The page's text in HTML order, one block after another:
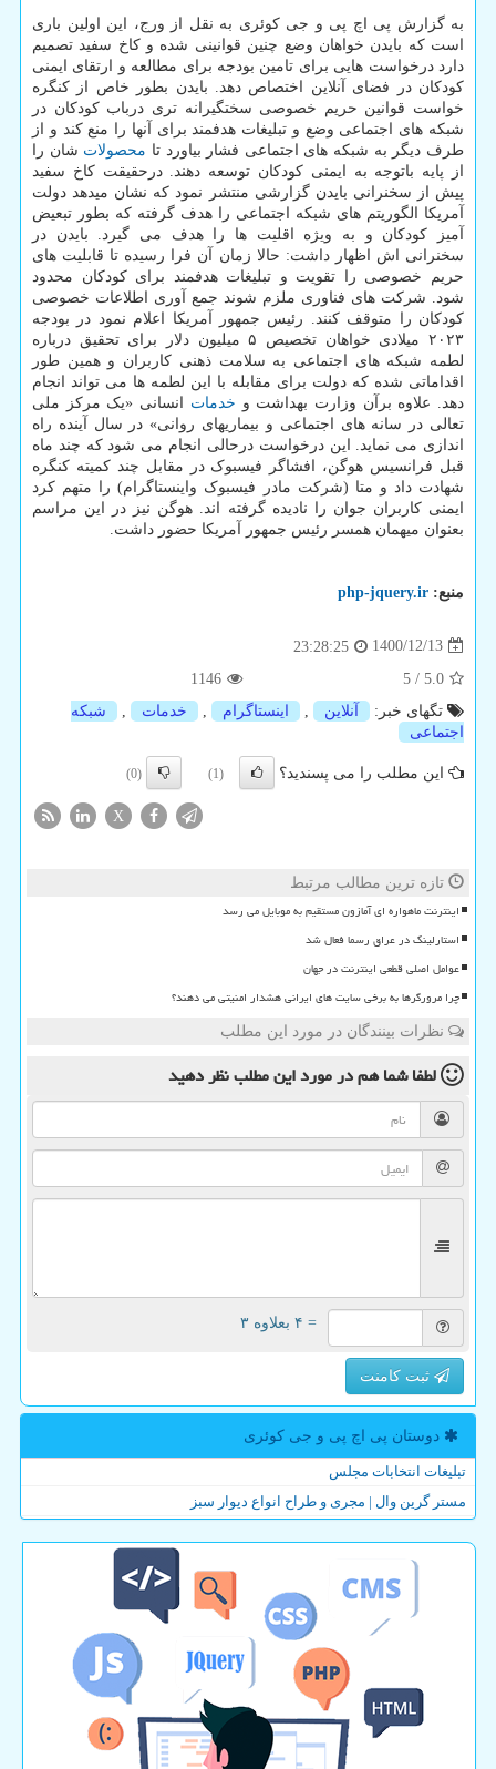
به گزارش پی اچ پی و جی کوئری به نقل از ورج، این اولین باری
است که بایدن خواهان وضع چنین قوانینی شده و کاخ سفید تصمیم
دارد درخواست هایی برای تامین بودجه برای مطالعه و ارتقای ایمنی
کودکان در فضای آنلاین اختصاص دهد. بایدن بطور خاص از کنگره
خواست قوانین حریم خصوصی سختگیرانه تری درباب کودکان در
شبکه های اجتماعی وضع و تبلیغات هدفمند برای آنها را منع کند و از
طرف دیگر به شبکه های اجتماعی فشار بیاورد تا محصولات شان را
از پایه باتوجه به ایمنی کودکان توسعه دهند. درحقیقت کاخ سفید
پیش از سخنرانی بایدن گزارشی منتشر نمود که نشان میدهد دولت
آمریکا الگوریتم های شبکه اجتماعی را هدف گرفته که بطور تبعیض
آمیز کودکان و به ویژه اقلیت ها را هدف می گیرد. بایدن در
سخنرانی اش اظهار داشت: حالا زمان آن فرا رسیده تا قابلیت های
حریم خصوصی را تقویت و تبلیغات هدفمند برای کودکان محدود
شود. شرکت های فناوری ملزم شوند جمع آوری اطلاعات خصوصی
کودکان را متوقف کنند. رئیس جمهور آمریکا اعلام نمود در بودجه
۲۰۲۳ میلادی خواهان تخصیص ۵ میلیون دلار برای تحقیق درباره
لطمه شبکه های اجتماعی به سلامت ذهنی کاربران و همین طور
اقداماتی شده که دولت برای مقابله با این لطمه ها می تواند انجام
دهد. علاوه برآن وزارت بهداشت و خدمات انسانی «یک مرکز ملی
تعالی در سانه های اجتماعی و بیماریهای روانی» در سال آینده راه
اندازی می نماید. این درخواست درحالی انجام می شود که چند ماه
قبل فرانسیس هوگن، افشاگر فیسبوک در مقابل چند کمیته کنگره
شهادت داد و متا (شرکت مادر فیسبوک واینستاگرام) را متهم کرد
ایمنی کاربران جوان را نادیده گرفته اند. هوگن نیز در این مراسم
بعنوان میهمان همسر رئیس جمهور آمریکا حضور داشت.
منبع: php-jquery.ir
1400/12/13
23:28:25
5.0
/
5
1146
تگهای خبر:
آنلاین , اینستاگرام , خدمات ,
شبكه
اجتماعی
این مطلب را می پسندید؟ (1)
(0)
X
تازه ترین مطالب مرتبط
اینترنت ماهواره ای آمازون مستقیم به موبایل می رسد
استارلینک در عراق رسما فعال شد
عوامل اصلی قطعی اینترنت در جهان
چرا مرورگرها به برخی سایت های ایرانی هشدار امنیتی می دهند؟
نظرات بینندگان در مورد این مطلب
لطفا شما همدر مورد این مطلبنظر دهید
= ۴ بعلاوه ۳
ثبت کامنت
دوستان پی اچ پی و جی كوئری
تبلیغات انتخابات مجلس
مستر گرین وال | مجری و طراح انواع دیوار سبز